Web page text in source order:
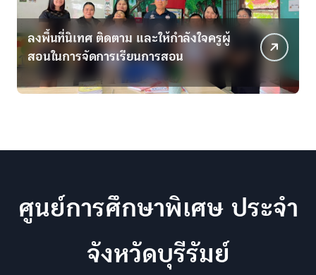
ลงพื้นที่นิเทศ ติดตาม และให้กำลังใจครูผู้
สอนในการจัดการเรียนการสอน
ศูนย์การศึกษาพิเศษ ประจำ
จังหวัดบุรีรัมย์